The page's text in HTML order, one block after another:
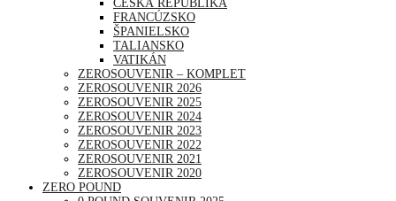
ČESKÁ REPUBLIKA
FRANCÚZSKO
ŠPANIELSKO
TALIANSKO
VATIKÁN
ZEROSOUVENIR – KOMPLET
ZEROSOUVENIR 2026
ZEROSOUVENIR 2025
ZEROSOUVENIR 2024
ZEROSOUVENIR 2023
ZEROSOUVENIR 2022
ZEROSOUVENIR 2021
ZEROSOUVENIR 2020
ZERO POUND